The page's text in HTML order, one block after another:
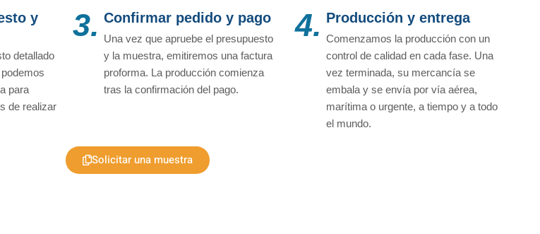
y
detallado
para
de realizar
3. Confirmar pedido y pago
Una vez que apruebe el presupuesto
y la muestra, emitiremos una factura
proforma. La producción comienza
tras la confirmación del pago.
4. Producción y entrega
Comenzamos la producción con un
control de calidad en cada fase. Una
vez terminada, su mercancía se
embala y se envía por vía aérea,
marítima o urgente, a tiempo y a todo
el mundo.
Solicitar una muestra